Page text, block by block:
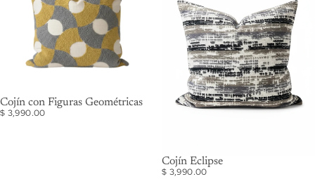
Cojín con Figuras Geométricas
$ 3,990.00
Cojín Eclipse
$ 3,990.00